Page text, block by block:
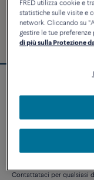
Contattataci per qualsiasi
FRED utilizza cookie e
statistiche sulle visite e
network. Cliccando su
gestire le tue
di più sulla Protezione